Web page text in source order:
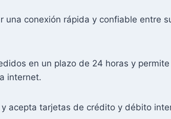
una conexión rápida y confiable entre
en un plazo de 24 horas y
internet.
acepta tarjetas de crédito y débito